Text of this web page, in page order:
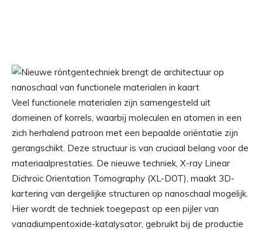
Veel functionele materialen zijn samengesteld uit
domeinen of korrels, waarbij moleculen en atomen in een
zich herhalend patroon met een bepaalde oriëntatie zijn
gerangschikt. Deze structuur is van cruciaal belang voor de
materiaalprestaties. De nieuwe techniek, X-ray Linear
Dichroic Orientation Tomography (XL-DOT), maakt 3D-
kartering van dergelijke structuren op nanoschaal mogelijk.
Hier wordt de techniek toegepast op een pijler van
vanadiumpentoxide-katalysator, gebruikt bij de productie